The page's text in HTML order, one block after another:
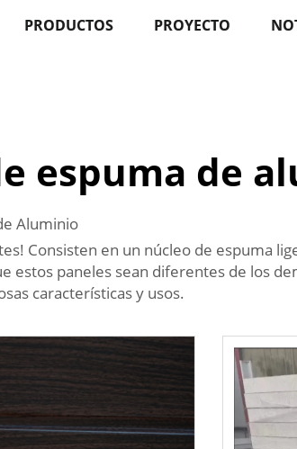
PRODUCTOS PROYECTO
espuma de
Aluminio
Consisten en un núcleo de espuma
paneles sean diferentes de los
características y usos.